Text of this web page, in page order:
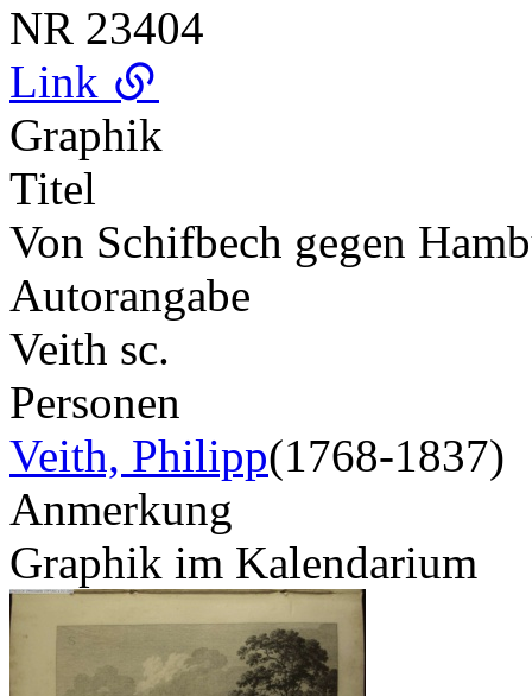
NR 23404
Link
Graphik
Titel
Von Schifbech gegen
Autorangabe
Veith sc.
Personen
Veith, Philipp(1768-1837)
Anmerkung
Graphik im Kalendarium